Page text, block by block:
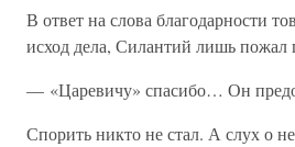
В ответ на слова благодарности
исход дела, Силантий лишь пожал
— «Царевичу» спасибо… Он
Спорить никто не стал. А слух о